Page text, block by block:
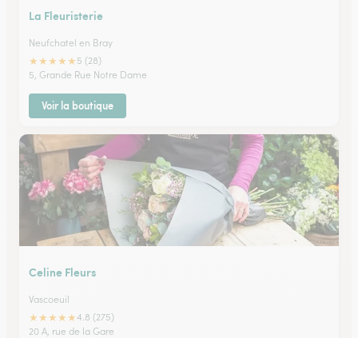
La Fleuristerie
Neufchatel en Bray
★★★★★ 5 (28)
5, Grande Rue Notre Dame
Voir la boutique
Celine Fleurs
Vascoeuil
★★★★★4.8 (275)
20 A, rue de la Gare